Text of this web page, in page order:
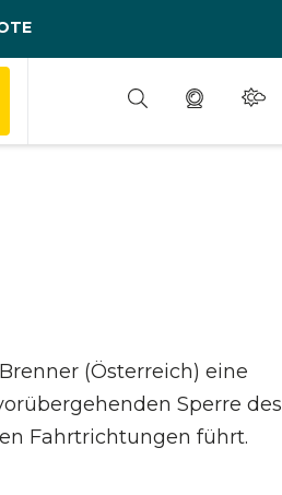
(Österreich) eine
Sperre des
Fahrtrichtungen führt.